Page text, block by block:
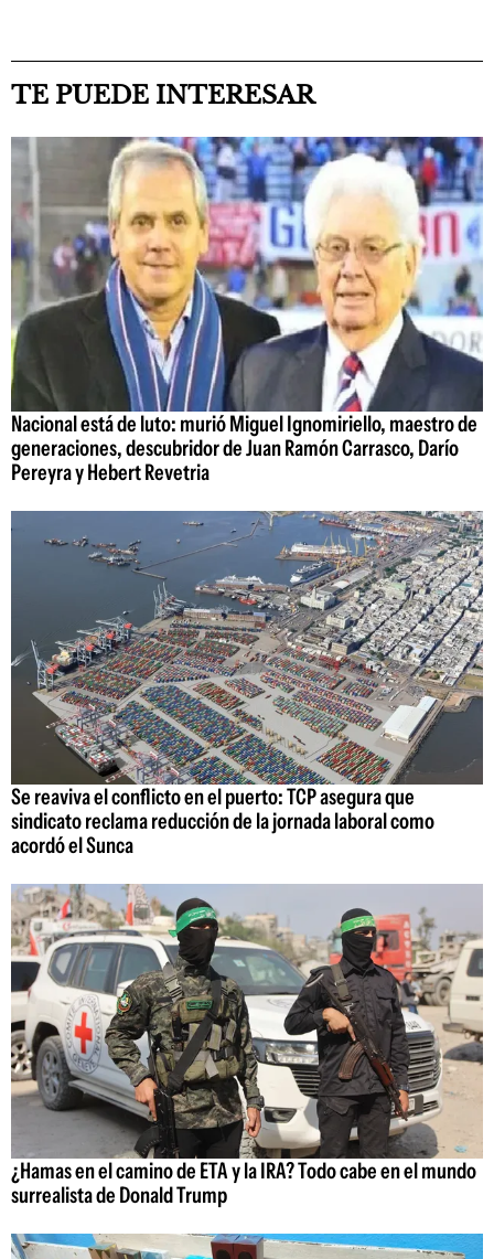
TE PUEDE INTERESAR
Nacional está de luto: murió Miguel Ignomiriello, maestro de
generaciones, descubridor de Juan Ramón Carrasco, Darío
Pereyra y Hebert Revetria
Se reaviva el conflicto en el puerto: TCP asegura que
sindicato reclama reducción de la jornada laboral como
acordó el Sunca
¿Hamas en el camino de ETA y la IRA? Todo cabe en el mundo
surrealista de Donald Trump